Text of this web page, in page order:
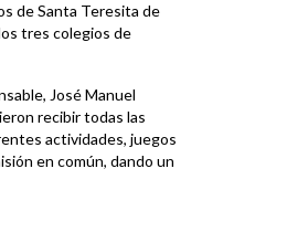
de Santa Teresita de
tres colegios de
José Manuel
recibir todas las
actividades, juegos
en común, dando un